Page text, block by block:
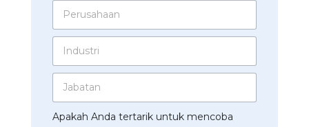
t
A
p
*
*
P
r
a
a
n
I
d
r
J
b
a
s
Apakah Anda tertarik untuk mencoba